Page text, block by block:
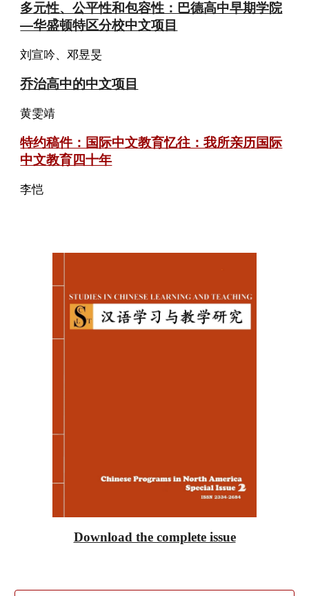
多元性、公平性和包容性：巴德高中早期学院
—华盛顿特区分校中文项目
刘宣吟、邓昱旻
乔治高中的中文项目
黄雯靖
特约稿件：国际中文教育忆往：我所亲历国际
中文教育四十年
李恺
Download the complete issue